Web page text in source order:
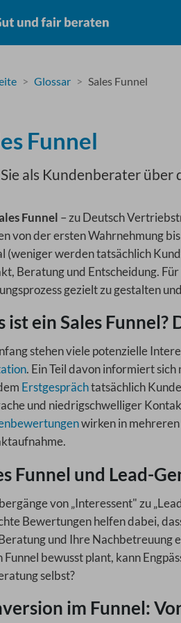
Glossar Sales Funnel
Funnel
als Kundenberater über
Funnel – zu Deutsch
von der ersten Wahrnehmung
(weniger werden tatsächlich
Beratung und Entscheidung.
gezielt zu gestalten
ist ein Sales Funnel?
stehen viele potenzielle
. Ein Teil davon informiert
Erstgesprächtatsächlich
und niedrigschwelliger
wirken in
Funnel und Lead-
von „Interessent" zu
Bewertungen helfen dabei,
und Ihre Nachbetreuung
Funnel bewusst plant, kann
selbst?
im Funnel: